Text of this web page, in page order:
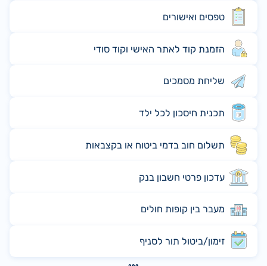
טפסים ואישורים
הזמנת קוד לאתר האישי וקוד סודי
שליחת מסמכים
תכנית חיסכון לכל ילד
תשלום חוב בדמי ביטוח או בקצבאות
עדכון פרטי חשבון בנק
מעבר בין קופות חולים
זימון/ביטול תור לסניף